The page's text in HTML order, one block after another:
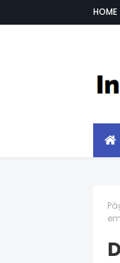
HOME